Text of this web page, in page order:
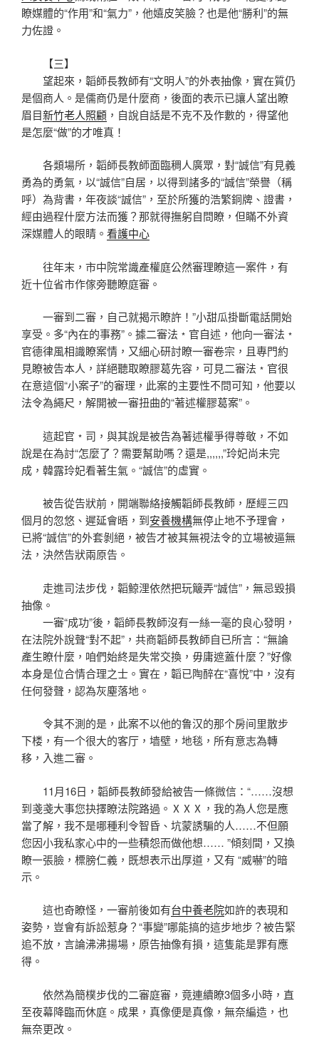
瞭媒體的“作用”和“氣力”，他嬉皮笑臉？也是他“勝利”的無
力佐證。
【三】
望起來，韜師長教師有“文明人”的外表抽像，實在質仍
是個商人。是儒商仍是什麼商，後面的表示已讓人望出瞭
眉目新竹老人照顧 ，自說自話是不克不及作數的，得望他
是怎麼“做”的才唯真！
各類場所，韜師長教師面臨稠人廣眾，對“誠信”有見義
勇為的勇氣，以“誠信”自居，以得到諸多的“誠信”榮譽（稱
呼）為背書，年夜談“誠信”，至於所獲的浩繁銅牌、證書，
經由過程什麼方法而獲？那就得撫躬自問瞭，但瞞不外資
深媒體人的眼睛。 看護中心
往年末，市中院常識產權庭公然審理瞭這一案件，有
近十位省市作傢旁聽瞭庭審。
一審到二審，自己就揭示瞭許！”小甜瓜掛斷電話開始
享受。多“內在的事務”。據二審法﹡官自述，他向一審法﹡
官德律風相識瞭案情，又細心研討瞭一審卷宗，且專門約
見瞭被告本人，詳絕聽取瞭膠葛先容，可見二審法﹡官很
在意這個“小案子”的審理，此案的主要性不問可知，他要以
法令為繩尺，解開被一審扭曲的“著述權膠葛案”。
這起官﹡司，與其說是被告為著述權爭得尊敬，不如
說是在為討“怎麼了？需要幫助嗎？還是,,,,,,”玲妃尚未完
成，韓露玲妃看著生氣。“誠信”的虛實。
被告從告狀前，開端聯絡接觸韜師長教師，歷經三四
個月的忽悠、遲延會晤，到安養機構無停止地不予理會，
已將“誠信”的外套剝絕，被告才被其無視法令的立場被逼無
法，決然告狀兩原告。
走進司法步伐，韜鯨浬依然把玩簸弄“誠信”，無忌毀損
抽像。
一審“成功”後，韜師長教師沒有一絲一毫的良心發明，
在法院外說聲“對不起”，共商韜師長教師自已所言：“無論
產生瞭什麼，咱們始終是失常交換，毋庸遮蓋什麼？”好像
本身是位合情合理之士。實在，韜已陶醉在“喜悅”中，沒有
任何發聲，認為灰塵落地。
令其不測的是，此案不以他的鲁汉的那个房间里散步
下楼，有一个很大的客厅，墙壁，地毯，所有意志為轉
移，入進二審。
11月16日，韜師長教師發給被告一條微信：“……沒想
到戔戔大事您抉擇瞭法院路過。ⅩⅩⅩ，我的為人您是應
當了解，我不是哪種利令智昏、坑蒙誘騙的人……不但願
您因小我私家心中的一些積怨而做他想…… ”傾刻間，又換
瞭一張臉，標膀仁義，既想表示出厚道，又有 “威嚇”的暗
示。
這也奇瞭怪，一審前後如有台中養老院如許的表現和
姿勢，豈會有訴訟惹身？“事變”哪能搞的這步地步？被告緊
追不放，言論沸沸揚場，原告抽像有損，這隻能是罪有應
得。
依然為簡樸步伐的二審庭審，竟連續瞭3個多小時，直
至夜幕降臨而休庭。成果，真像便是真像，無奈編造，也
無奈更改。